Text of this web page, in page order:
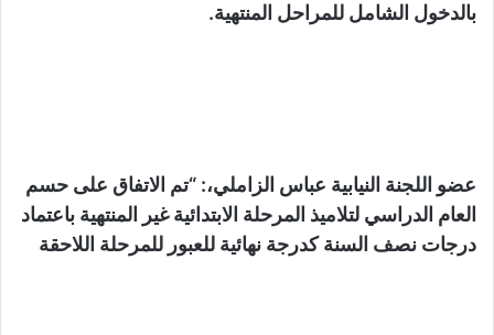
بالدخول الشامل للمراحل المنتهية.
عضو اللجنة النيابية عباس الزاملي،: “تم الاتفاق على حسم
العام الدراسي لتلاميذ المرحلة الابتدائية غير المنتهية باعتماد
درجات نصف السنة كدرجة نهائية للعبور للمرحلة اللاحقة